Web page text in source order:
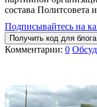
состава Политсовета
Подписывайтесь на
Получить код для блога
Комментарии: 0